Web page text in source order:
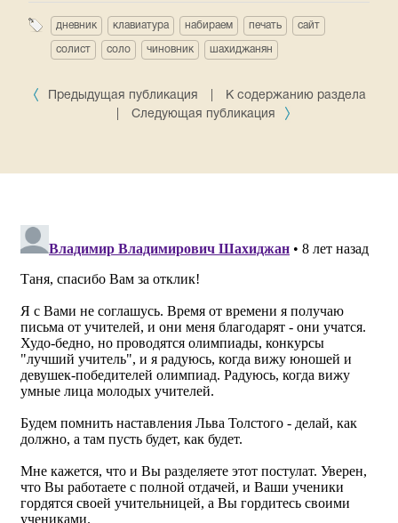
дневник клавиатура набираем печать сайт
солист соло чиновник шахиджанян
Предыдущая публикация
К содержанию раздела
Следующая публикация